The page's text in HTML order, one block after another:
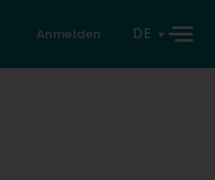
Anmelden DE